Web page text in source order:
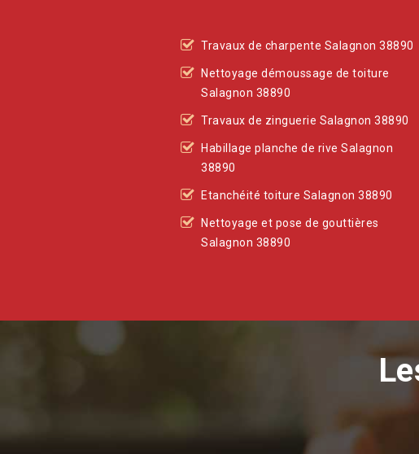
Travaux de charpente Salagnon 38890
Nettoyage démoussage de toiture
Salagnon 38890
Travaux de zinguerie Salagnon 38890
Habillage planche de rive Salagnon
38890
Etanchéité toiture Salagnon 38890
Nettoyage et pose de gouttières
Salagnon 38890